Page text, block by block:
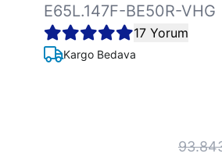
E65L.147F-BE50R-VHG
17 Yorum
Kargo Bedava